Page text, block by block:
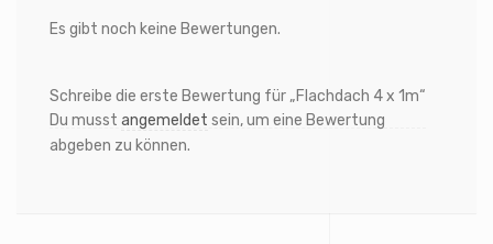
Es gibt noch keine Bewertungen.
Schreibe die erste Bewertung für „Flachdach 4 x 1m“
Du musst angemeldet sein, um eine Bewertung
abgeben zu können.